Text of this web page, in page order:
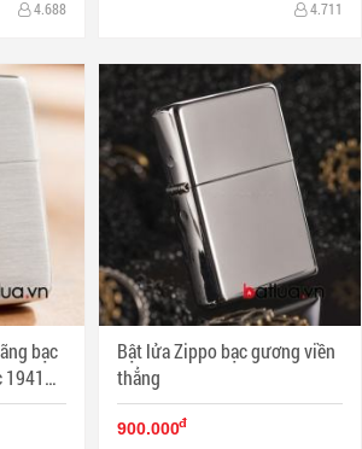
4.688 4.711
bạc
Bật lửa Zippo bạc gương viền
thẳng
900.000đ